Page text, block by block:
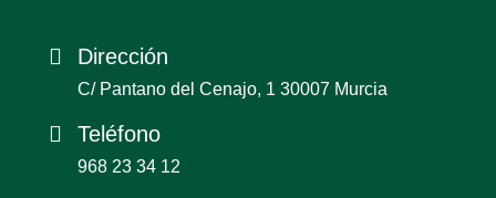
Dirección
C/ Pantano del Cenajo, 1 30007 Murcia
Teléfono
968 23 34 12